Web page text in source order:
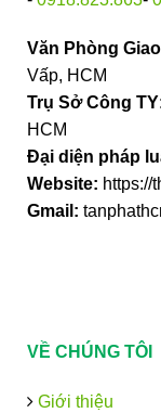
Văn Phòng
Vấp, HCM
Trụ Sở Công TY
HCM
Đại diện pháp
Website: https://
Gmail:
VỀ CHÚNG TÔI
Giới thiệu